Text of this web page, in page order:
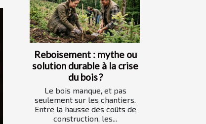
Reboisement : mythe ou
solution durable à la crise
du bois ?
Le bois manque, et pas
seulement sur les chantiers.
Entre la hausse des coûts de
construction, les...